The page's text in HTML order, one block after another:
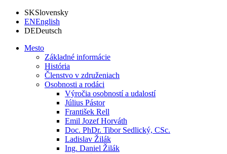
SKSlovensky
ENEnglish
DEDeutsch
Mesto
Základné informácie
História
Členstvo v združeniach
Osobnosti a rodáci
Výročia osobností a udalostí
Július Pástor
František Rell
Emil Jozef Horváth
Doc. PhDr. Tibor Sedlický, CSc.
Ladislav Žilák
Ing. Daniel Žilák